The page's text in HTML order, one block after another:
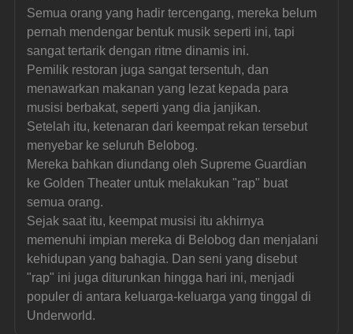
Semua orang yang hadir tercengang, mereka belum
pernah mendengar bentuk musik seperti ini, tapi
sangat tertarik dengan ritme dinamis ini.
Pemilik restoran juga sangat tersentuh, dan
menawarkan makanan yang lezat kepada para
musisi berbakat, seperti yang dia janjikan.
Setelah itu, ketenaran dari keempat rekan tersebut
menyebar ke seluruh Belobog.
Mereka bahkan diundang oleh Supreme Guardian
ke Golden Theater untuk melakukan "rap" buat
semua orang.
Sejak saat itu, keempat musisi itu akhirnya
memenuhi impian mereka di Belobog dan menjalani
kehidupan yang bahagia. Dan seni yang disebut
"rap" ini juga diturunkan hingga hari ini, menjadi
populer di antara keluarga-keluarga yang tinggal di
Underworld.